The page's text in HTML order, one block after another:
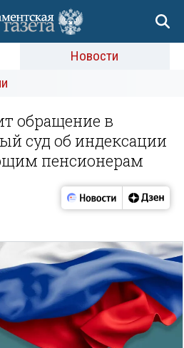
Новости
обращение в
суд об индексации
пенсионерам